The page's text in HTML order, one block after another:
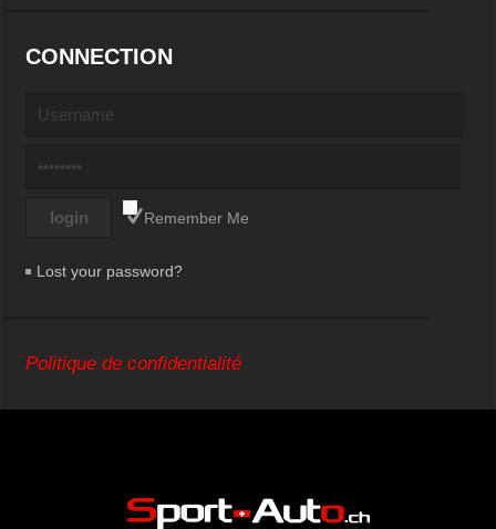
CONNECTION
Remember Me
Lost your password?
Politique de confidentialité